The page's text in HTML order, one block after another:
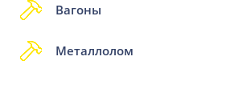
Вагоны
Металлолом